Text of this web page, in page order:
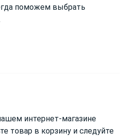
поможем выбрать
интернет-магазине
товар в корзину и следуйте